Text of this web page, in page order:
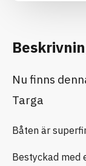
Nu finns
Targa
Båten är
Bestyckad med